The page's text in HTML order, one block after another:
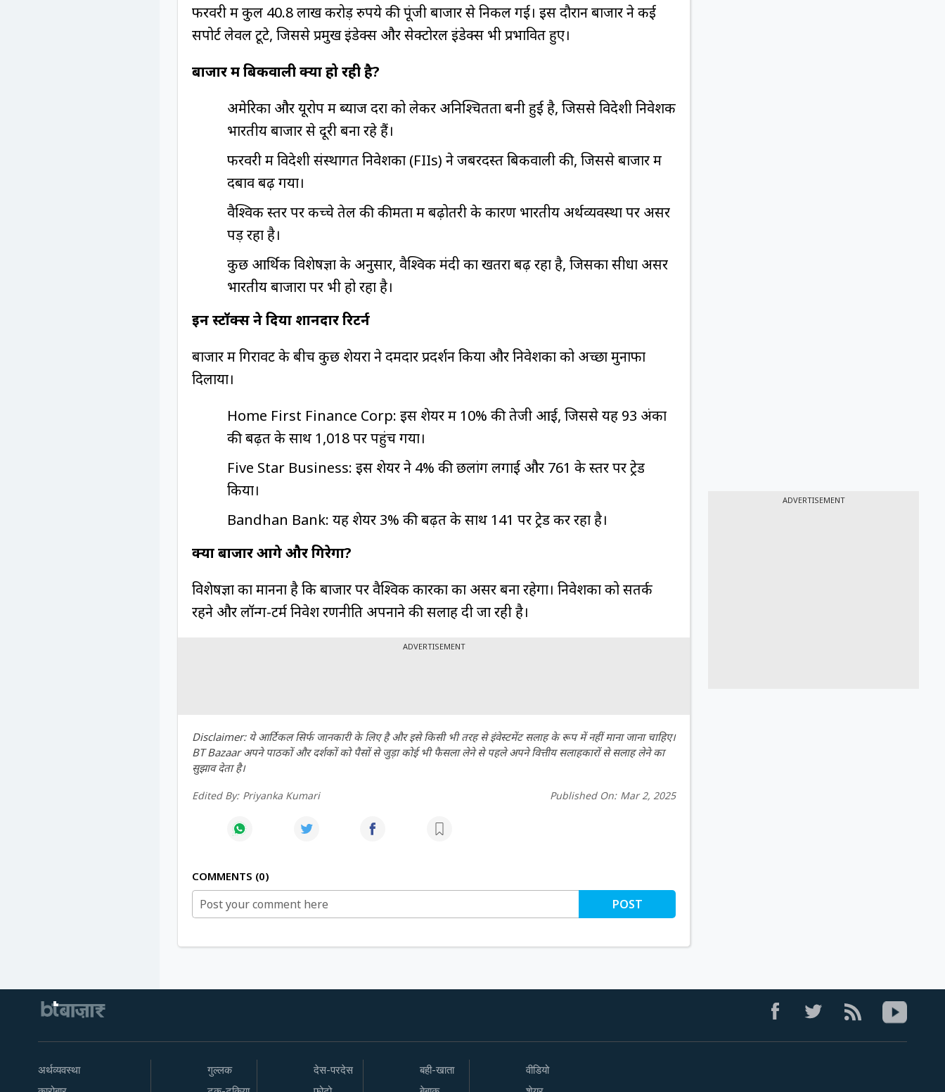
फरवरी में कुल 40.8 लाख करोड़ रुपये की पूंजी बाजार से निकल गई। इस दौरान बाजार ने कई
सपोर्ट लेवल टूटे, जिससे प्रमुख इंडेक्स और सेक्टोरल इंडेक्स भी प्रभावित हुए।
बाजार में बिकवाली क्यों हो रही है?
अमेरिका और यूरोप में ब्याज दरों को लेकर अनिश्चितता बनी हुई है, जिससे विदेशी निवेशक
भारतीय बाजार से दूरी बना रहे हैं।
फरवरी में विदेशी संस्थागत निवेशकों (FIIs) ने जबरदस्त बिकवाली की, जिससे बाजार में
दबाव बढ़ गया।
वैश्विक स्तर पर कच्चे तेल की कीमतों में बढ़ोतरी के कारण भारतीय अर्थव्यवस्था पर असर
पड़ रहा है।
कुछ आर्थिक विशेषज्ञों के अनुसार, वैश्विक मंदी का खतरा बढ़ रहा है, जिसका सीधा असर
भारतीय बाजारों पर भी हो रहा है।
इन स्टॉक्स ने दिया शानदार रिटर्न
बाजार में गिरावट के बीच कुछ शेयरों ने दमदार प्रदर्शन किया और निवेशकों को अच्छा मुनाफा
दिलाया।
Home First Finance Corp: इस शेयर में 10% की तेजी आई, जिससे यह 93 अंकों
की बढ़त के साथ ₹1,018 पर पहुंच गया।
Five Star Business: इस शेयर ने 4% की छलांग लगाई और ₹761 के स्तर पर ट्रेड
किया।
Bandhan Bank: यह शेयर 3% की बढ़त के साथ ₹141 पर ट्रेड कर रहा है।
क्या बाजार आगे और गिरेगा?
विशेषज्ञों का मानना है कि बाजार पर वैश्विक कारकों का असर बना रहेगा। निवेशकों को सतर्क
रहने और लॉन्ग-टर्म निवेश रणनीति अपनाने की सलाह दी जा रही है।
ADVERTISEMENT
Disclaimer: ये आर्टिकल सिर्फ जानकारी के लिए है और इसे किसी भी तरह से इंवेस्टमेंट सलाह के रूप में नहीं माना जाना चाहिए।
BT Bazaar अपने पाठकों और दर्शकों को पैसों से जुड़ा कोई भी फैसला लेने से पहले अपने वित्तीय सलाहकारों से सलाह लेने का
सुझाव देता है।
Edited By: Priyanka Kumari Published On: Mar 2, 2025
COMMENTS 0
POST
ADVERTISEMENT
अर्थव्यवस्था
गुल्लक
देस-परदेस
बही-खाता
वीडियो